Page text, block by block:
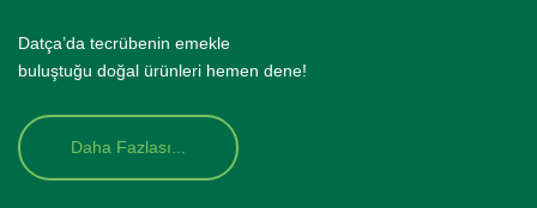
Datça’da tecrübenin emekle
buluştuğu doğal ürünleri hemen dene!
Daha Fazlası...